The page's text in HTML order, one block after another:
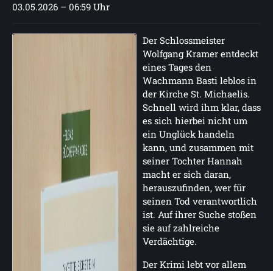
03.05.2026 – 06:59 Uhr
Der Schlossmeister
Wolfgang Kramer entdeckt
eines Tages den
Wachmann Basti leblos in
der Kirche St. Michaelis.
Schnell wird ihm klar, dass
es sich hierbei nicht um
ein Unglück handeln
kann, und zusammen mit
seiner Tochter Hannah
macht er sich daran,
herauszufinden, wer für
seinen Tod verantwortlich
ist. Auf ihrer Suche stoßen
sie auf zahlreiche
Verdächtige.
Der Krimi lebt vor allem